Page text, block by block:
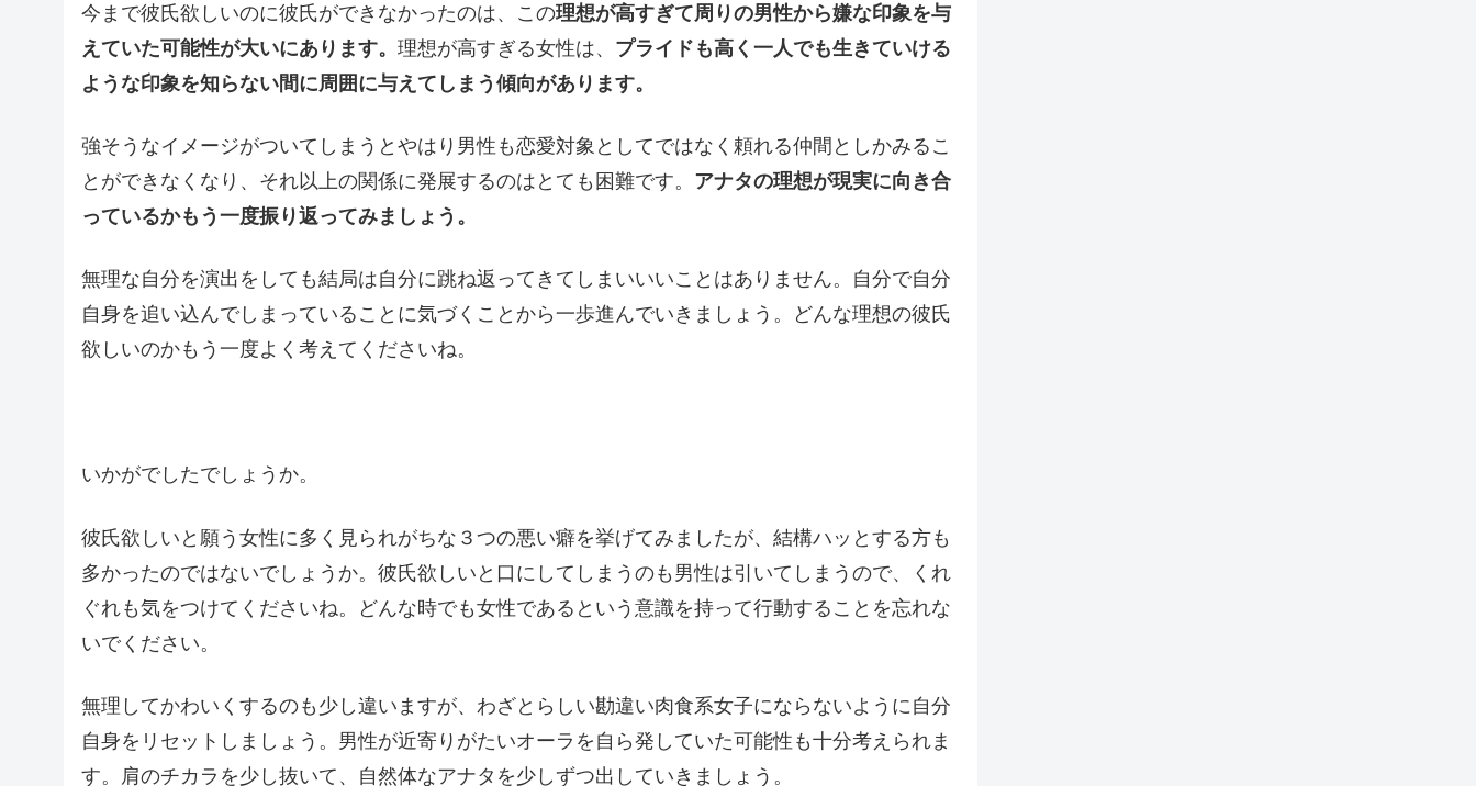
今まで彼氏欲しいのに彼氏ができなかったのは、この理想が高すぎて周りの男性から嫌な印象を与
えていた可能性が大いにあります。 理想が高すぎる女性は、 プライドも高く一人でも生きていける
ような印象を知らない間に周囲に与えてしまう傾向があります。
強そうなイメージがついてしまうとやはり男性も恋愛対象としてではなく頼れる仲間としかみるこ
とができなくなり、それ以上の関係に発展するのはとても困難です。 アナタの理想が現実に向き合
っているかもう一度振り返ってみましょう。
無理な自分を演出をしても結局は自分に跳ね返ってきてしまいいいことはありません。自分で自分
自身を追い込んでしまっていることに気づくことから一歩進んでいきましょう。どんな理想の彼氏
欲しいのかもう一度よく考えてくださいね。
いかがでしたでしょうか。
彼氏欲しいと願う女性に多く見られがちな３つの悪い癖を挙げてみましたが、結構ハッとする方も
多かったのではないでしょうか。彼氏欲しいと口にしてしまうのも男性は引いてしまうので、くれ
ぐれも気をつけてくださいね。どんな時でも女性であるという意識を持って行動することを忘れな
いでください。
無理してかわいくするのも少し違いますが、わざとらしい勘違い肉食系女子にならないように自分
自身をリセットしましょう。男性が近寄りがたいオーラを自ら発していた可能性も十分考えられま
す。肩のチカラを少し抜いて、自然体なアナタを少しずつ出していきましょう。